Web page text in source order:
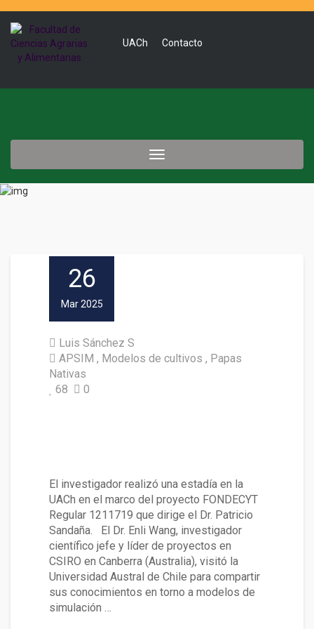
UACh Contacto
Toggle
navigation
26
Mar 2025
Luis Sánchez S
APSIM
Modelos de cultivos
Papas
Nativas
68
0
El investigador realizó una estadía en la
UACh en el marco del proyecto FONDECYT
Regular 1211719 que dirige el Dr. Patricio
Sandaña. El Dr. Enli Wang, investigador
científico jefe y líder de proyectos en
CSIRO en Canberra (Australia), visitó la
Universidad Austral de Chile para compartir
sus conocimientos en torno a modelos de
simulación …